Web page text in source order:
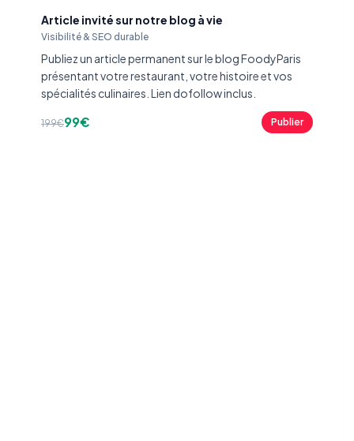
Article invité sur notre blog à vie
Visibilité & SEO durable
Publiez un article permanent sur le blog FoodyParis
présentant votre restaurant, votre histoire et vos
spécialités culinaires. Lien dofollow inclus.
199€99€ Publier